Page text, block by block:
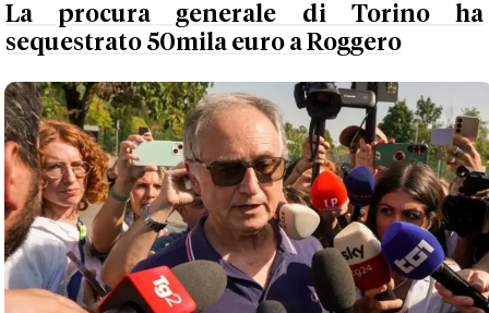
La procura generale di Torino ha
sequestrato 50mila euro a Roggero